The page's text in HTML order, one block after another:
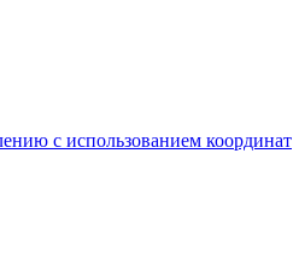
с использованием координат